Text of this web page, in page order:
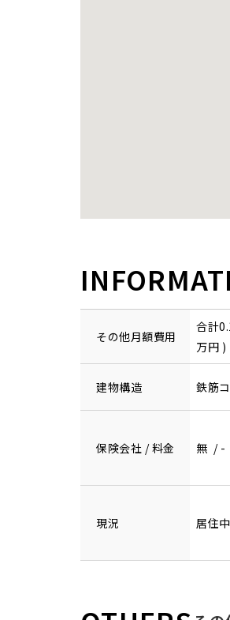
その他月額費用
合計
万円 )
建物構造 鉄筋
保険会社 / 料金 無 / -
現況 居住中